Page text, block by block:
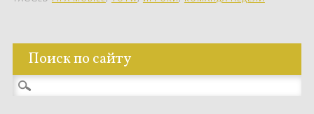
Поиск по сайту
Найти: